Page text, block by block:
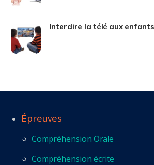
Interdire la télé aux enfants
Épreuves
Compréhension Orale
Compréhension écrite